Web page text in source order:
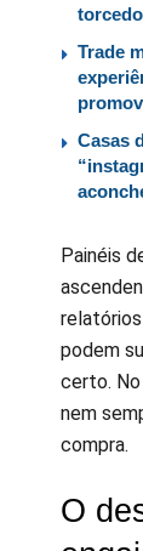
Trade
Casas
Painéis
podem
certo.
nem
compra.
O